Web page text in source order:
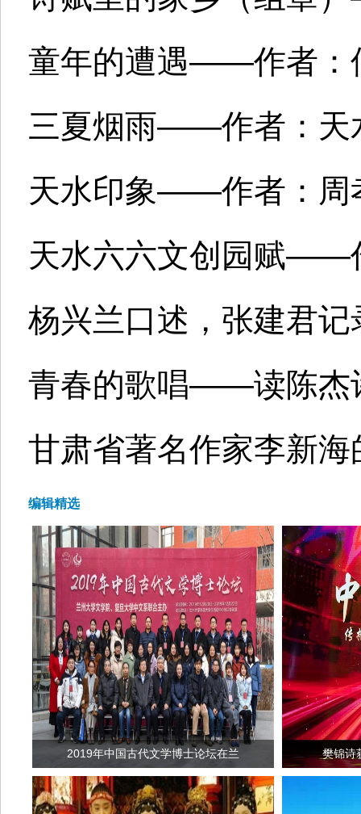
童年的遭遇——作者：
三夏烟雨——作者：天
天水印象——作者：周
天水六六文创园赋——
杨兴兰口述，张建君
青春的歌唱——读陈杰
甘肃省著名作家李新
编辑精选
2019年中国古代文学博士论坛在兰 樊锦诗